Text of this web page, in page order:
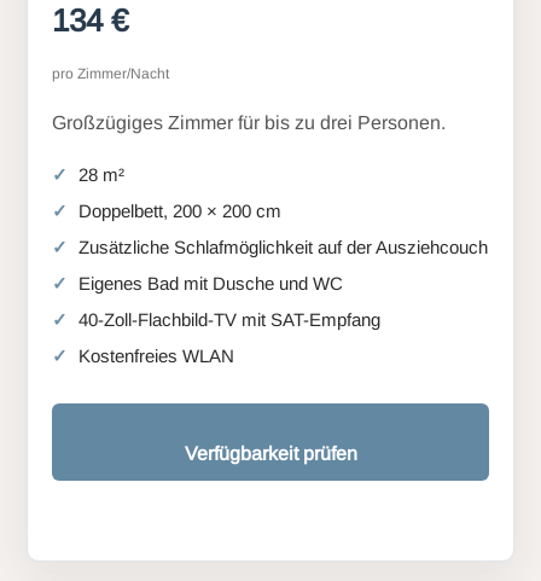
134 €
pro Zimmer/Nacht
Großzügiges Zimmer für bis zu drei Personen.
28 m²
Doppelbett, 200 × 200 cm
Zusätzliche Schlafmöglichkeit auf der Ausziehcouch
Eigenes Bad mit Dusche und WC
40-Zoll-Flachbild-TV mit SAT-Empfang
Kostenfreies WLAN
Verfügbarkeit prüfen